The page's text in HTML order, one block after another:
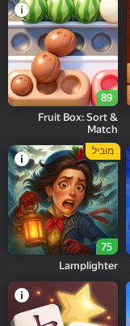
89
Fruit Box: Sort &
Match
75
מוביל
Lamplighter